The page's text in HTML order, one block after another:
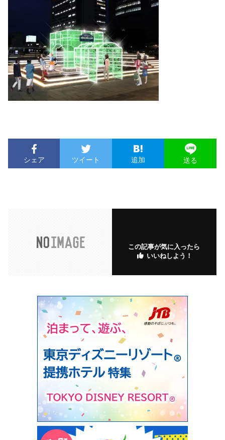
シェア ツイート 追加 送る
この記事が気に入ったら
いいねしよう！